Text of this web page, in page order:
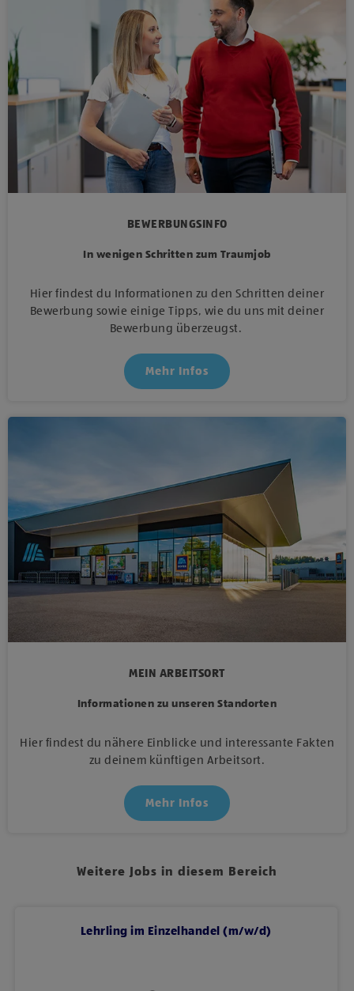
BEWERBUNGSINFO
In wenigen Schritten zum Traumjob
Hier findest du Informationen zu den Schritten deiner
Bewerbung sowie einige Tipps, wie du uns mit deiner
Bewerbung überzeugst.
Mehr Infos
MEIN ARBEITSORT
Informationen zu unseren Standorten
Hier findest du nähere Einblicke und interessante Fakten
zu deinem künftigen Arbeitsort.
Mehr Infos
Weitere Jobs in diesem Bereich
Lehrling im Einzelhandel (m/w/d)